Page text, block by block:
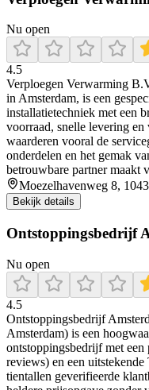
Nu open
4.5
Verploegen Verwarming
in Amsterdam, is een
installatietechniek met een
voorraad, snelle levering
waarderen vooral de
onderdelen en het gemak
betrouwbare partner maakt
Moezelhavenweg 8,
Bekijk details
Ontstoppingsbedrijf
Nu open
4.5
Ontstoppingsbedrijf
Amsterdam) is een
ontstoppingsbedrijf met
reviews) en een
tientallen geverifieerde